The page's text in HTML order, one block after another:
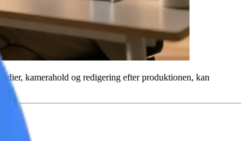
kamerahold og redigering efter produktionen, kan